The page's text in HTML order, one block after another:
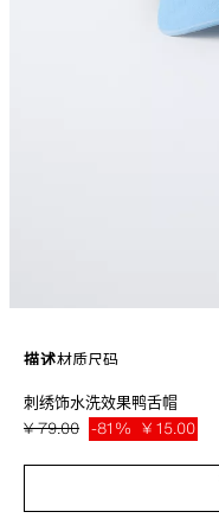
描述材质尺码
水洗效果鸭舌帽，后颈饰有可
蓝色 1879/563/400
刺绣饰水洗效果鸭舌帽
¥ 79.00 -81% ¥ 15.00